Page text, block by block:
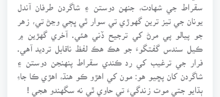
سقراط جي شهادت، جنهن دوستن ۽ شاگردن طرفان آندل
يونان جي تيز ترين گهوڙي تي سوار ٿي ڀڄي وڃڻ تي، زهر
جو پيالو پي مرڻ کي ترجيح ڏني هئي. آخري گهڙين ۾
ڪيل سندس گفتگوءَ جو هڪ هڪ لفظ ناقابل ترديد آهي.
فرار جي ترغيب کي رد ڪندي سقراط پنهنجن دوستن ۽
شاگردن کان پڇيو هو: مون کي اهڙو ڪو هنڌ، اهڙي ڪا جاءِ
ٻڌايو جتي موت زندگيءَ تي حاوي ٿي نه سگهندو هجي !